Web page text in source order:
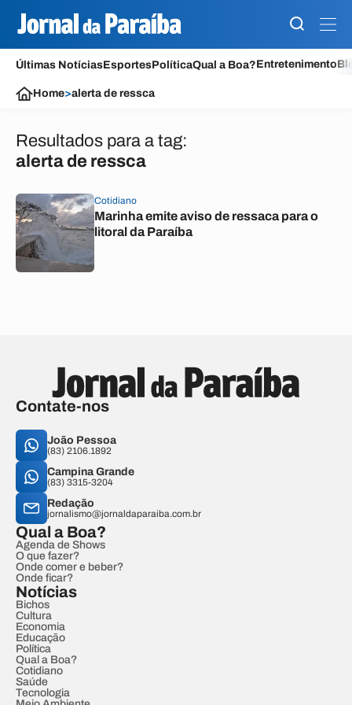
Últimas NotíciasEsportesPolíticaQual a Boa?Entretenimento
Home>alerta de ressca
Resultados para a tag:
alerta de ressca
Cotidiano
Marinha emite aviso de ressaca para o
litoral da Paraíba
Contate-nos
João Pessoa
(83) 2106.1892
Campina Grande
(83) 3315-3204
Redação
jornalismo@jornaldaparaiba.com.br
Qual a Boa?
Agenda de Shows
O que fazer?
Onde comer e beber?
Onde ficar?
Notícias
Bichos
Cultura
Economia
Educação
Política
Qual a Boa?
Cotidiano
Saúde
Tecnologia